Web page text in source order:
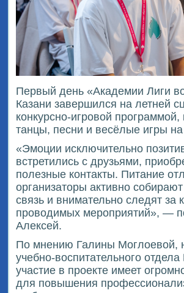
Первый день «Академии Лиги
Казани завершился на летней
конкурсно-игровой
танцы, песни и весёлые игры на
«Эмоции исключительно
встретились с друзьями,
полезные контакты. Питание
организаторы активно
связь и внимательно следят за
проводимых мероприятий», —
Алексей.
По мнению Галины Моглоевой,
учебно-воспитательного
участие в проекте имеет
для повышения